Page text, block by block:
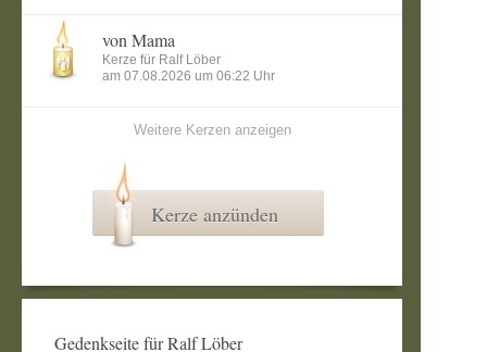
von Mama
Kerze für Ralf Löber
am 07.08.2026 um 06:22 Uhr
Weitere Kerzen anzeigen
Kerze anzünden
Gedenkseite für Ralf Löber